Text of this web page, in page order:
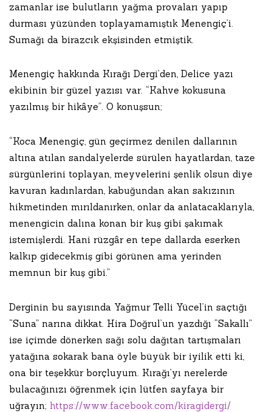
zamanlar ise bulutların yağma provaları yapıp
durması yüzünden toplayamamıştık Menengiç’i.
Sumağı da birazcık ekşisinden etmiştik.
Menengiç hakkında Kırağı Dergi’den, Delice yazı
ekibinin bir güzel yazısı var. “Kahve kokusuna
yazılmış bir hikâye”. O konuşsun;
“Koca Menengiç, gün geçirmez denilen dallarının
altına atılan sandalyelerde sürülen hayatlardan, taze
sürgünlerini toplayan, meyvelerini şenlik olsun diye
kavuran kadınlardan, kabuğundan akan sakızının
hikmetinden mırıldanırken, onlar da anlatacaklarıyla,
menengicin dalına konan bir kuş gibi şakımak
istemişlerdi. Hani rüzgâr en tepe dallarda eserken
kalkıp gidecekmiş gibi görünen ama yerinden
memnun bir kuş gibi.”
Derginin bu sayısında Yağmur Telli Yücel’in saçtığı
“Suna” narına dikkat. Hira Doğrul’un yazdığı “Sakallı”
ise içimde dönerken sağı solu dağıtan tartışmaları
yatağına sokarak bana öyle büyük bir iyilik etti ki,
ona bir teşekkür borçluyum. Kırağı’yı nerelerde
bulacağınızı öğrenmek için lütfen sayfaya bir
uğrayın; https://www.facebook.com/kiragidergi/